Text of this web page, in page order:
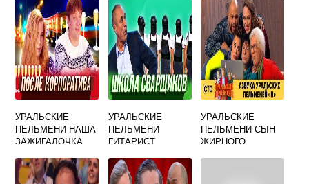
УРАЛЬСКИЕ
ПЕЛЬМЕНИ НАША
ЗАЖИГАЛОЧКА
УРАЛЬСКИЕ
ПЕЛЬМЕНИ
ГИТАРИСТ
УРАЛЬСКИЕ
ПЕЛЬМЕНИ СЫН
ЖИРНОГО